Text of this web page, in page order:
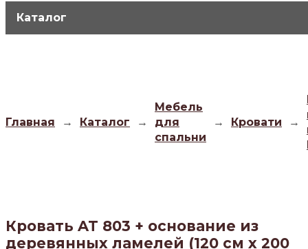
Каталог
Главная → Каталог →
Мебель
для
спальни
→ Кровати →
Кровать AT 803 + основание из
деревянных ламелей (120 см x 200